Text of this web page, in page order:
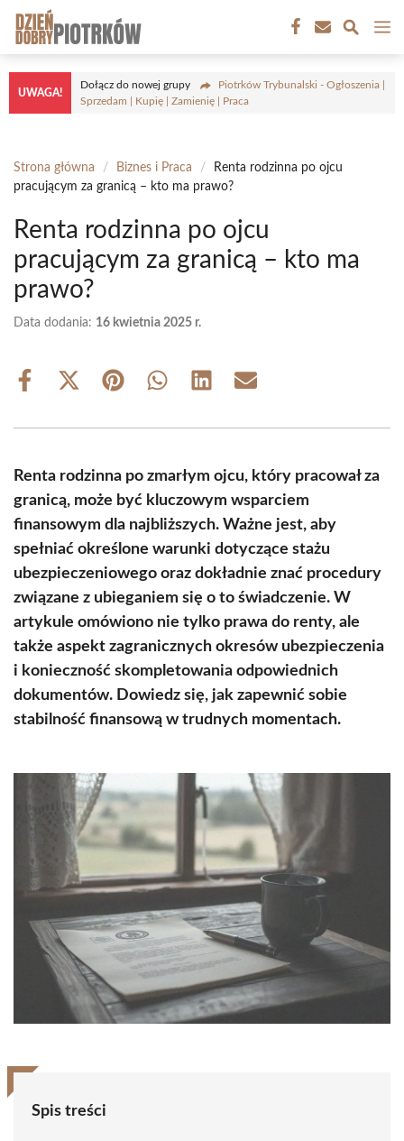
treści
UWAGA!
Dołącz do nowej grupy
Piotrków Trybunalski - Ogłoszenia |
Sprzedam | Kupię | Zamienię | Praca
Strona główna / Biznes i Praca /
Renta rodzinna po ojcu
pracującym za granicą – kto ma prawo?
Renta rodzinna po ojcu
pracującym za granicą – kto ma
prawo?
Data dodania: 16 kwietnia 2025 r.
Share
Share
(Twitter)
Share Share Share Share
Renta rodzinna po zmarłym ojcu, który pracował za
granicą, może być kluczowym wsparciem
finansowym dla najbliższych. Ważne jest, aby
spełniać określone warunki dotyczące stażu
ubezpieczeniowego oraz dokładnie znać procedury
związane z ubieganiem się o to świadczenie. W
artykule omówiono nie tylko prawa do renty, ale
także aspekt zagranicznych okresów ubezpieczenia
i konieczność skompletowania odpowiednich
dokumentów. Dowiedz się, jak zapewnić sobie
stabilność finansową w trudnych momentach.
Spis treści